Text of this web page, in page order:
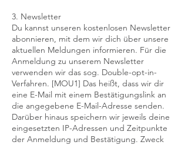
3. Newsletter
Du kannst unseren kostenlosen Newsletter
abonnieren, mit dem wir dich über unsere
aktuellen Meldungen informieren. Für die
Anmeldung zu unserem Newsletter
verwenden wir das sog. Double-opt-in-
Verfahren. [MOU1] Das heißt, dass wir dir
eine E-Mail mit einem Bestätigungslink an
die angegebene E-Mail-Adresse senden.
Darüber hinaus speichern wir jeweils deine
eingesetzten IP-Adressen und Zeitpunkte
der Anmeldung und Bestätigung. Zweck